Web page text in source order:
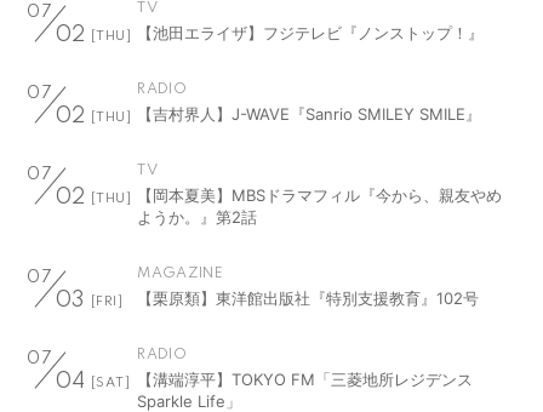
07
02 [THU]
TV
【池田エライザ】フジテレビ『ノンストップ！』
07
02 [THU]
RADIO
【吉村界人】J-WAVE『Sanrio SMILEY SMILE』
07
02 [THU]
TV
【岡本夏美】MBSドラマフィル『今から、親友やめ
ようか。』第2話
07
03 [FRI]
MAGAZINE
【栗原類】東洋館出版社『特別支援教育』102号
07
04 [SAT]
RADIO
【溝端淳平】TOKYO FM「三菱地所レジデンス
Sparkle Life」